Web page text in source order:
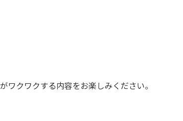
クワクする内容をお楽しみください。